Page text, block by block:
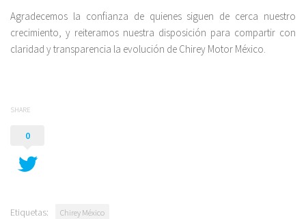
Agradecemos la confianza de quienes siguen de cerca nuestro
crecimiento, y reiteramos nuestra disposición para compartir con
claridad y transparencia la evolución de Chirey Motor México.
SHARE
0
Etiquetas: Chirey México